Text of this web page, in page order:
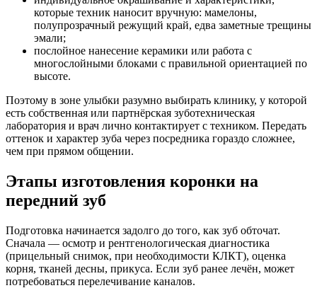
которые техник наносит вручную: мамелоны,
полупрозрачный режущий край, едва заметные трещины
эмали;
послойное нанесение керамики или работа с
многослойными блоками с правильной ориентацией по
высоте.
Поэтому в зоне улыбки разумно выбирать клинику, у которой
есть собственная или партнёрская зуботехническая
лаборатория и врач лично контактирует с техником. Передать
оттенок и характер зуба через посредника гораздо сложнее,
чем при прямом общении.
Этапы изготовления коронки на
передний зуб
Подготовка начинается задолго до того, как зуб обточат.
Сначала — осмотр и рентгенологическая диагностика
(прицельный снимок, при необходимости КЛКТ), оценка
корня, тканей десны, прикуса. Если зуб ранее лечён, может
потребоваться перелечивание каналов.